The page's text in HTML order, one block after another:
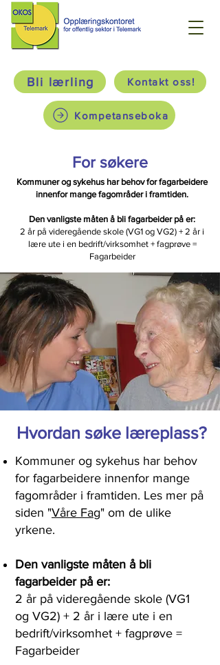
Kontakt oss!
Bli lærling
Kompetanseboka
For søkere
Kommuner og sykehus har behov for fagarbeidere
innenfor mange fagområder i framtiden.
Den vanligste måten å bli fagarbeider på er:
2 år på videregående skole (VG1 og VG2) + 2 år i
lære ute i en bedrift/virksomhet + fagprøve =
Fagarbeider
Hvordan søke læreplass?
Kommuner og sykehus har behov
for fagarbeidere innenfor mange
fagområder i framtiden. Les mer på
siden "Våre Fag" om de ulike
yrkene.
Den vanligste måten å bli
fagarbeider på er:
2 år på videregående skole (VG1
og VG2) + 2 år i lære ute i en
bedrift/virksomhet + fagprøve =
Fagarbeider